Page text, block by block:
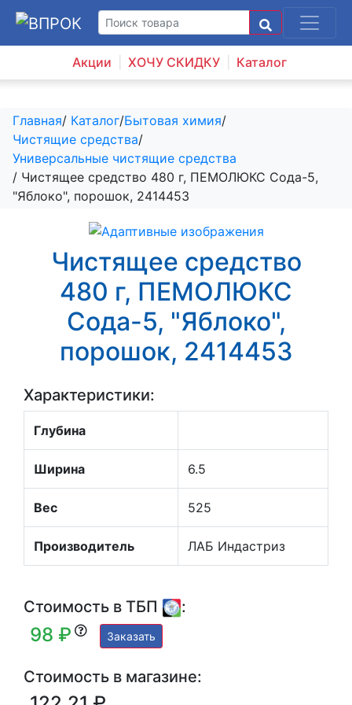
Акции ХОЧУ СКИДКУ Каталог
Главная/ Каталог/Бытовая химия/
Чистящие средства/
Универсальные чистящие средства
/ Чистящее средство 480 г, ПЕМОЛЮКС Сода-5,
"Яблоко", порошок, 2414453
Чистящее средство
480 г, ПЕМОЛЮКС
Сода-5, "Яблоко",
порошок, 2414453
Характеристики:
Глубина
Ширина 6.5
Вес 525
Производитель ЛАБ Индастриз
Стоимость в ТБП :
98 ₽ Заказать
Стоимость в магазине: